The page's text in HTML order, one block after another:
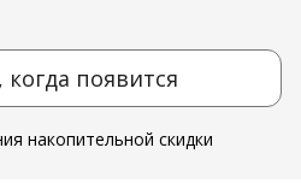
появится
накопительной скидки